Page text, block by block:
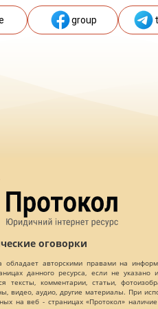
group
оговорки
обладает авторскими правами на
данного ресурса, если не указано
тексты, комментарии, статьи,
видео, аудио, другие материалы. При
на веб - страницах «Протокол» наличие